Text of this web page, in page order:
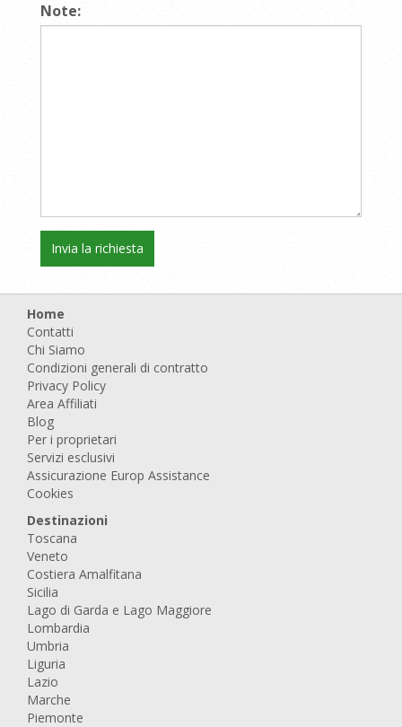
Note:
Home
Contatti
Chi Siamo
Condizioni generali di contratto
Privacy Policy
Area Affiliati
Blog
Per i proprietari
Servizi esclusivi
Assicurazione Europ Assistance
Cookies
Destinazioni
Toscana
Veneto
Costiera Amalfitana
Sicilia
Lago di Garda e Lago Maggiore
Lombardia
Umbria
Liguria
Lazio
Marche
Piemonte